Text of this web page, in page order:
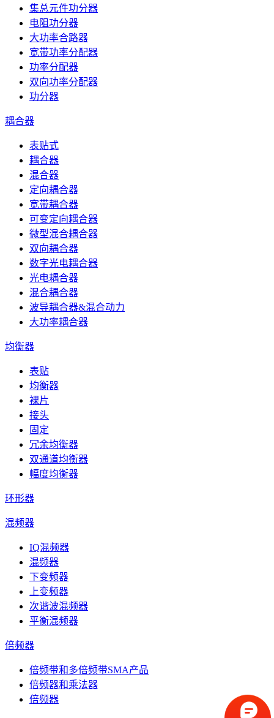
集总元件功分器
电阻功分器
大功率合路器
宽带功率分配器
功率分配器
双向功率分配器
功分器
耦合器
表贴式
耦合器
混合器
定向耦合器
宽带耦合器
可变定向耦合器
微型混合耦合器
双向耦合器
数字光电耦合器
光电耦合器
混合耦合器
波导耦合器&混合动力
大功率耦合器
均衡器
表贴
均衡器
裸片
接头
固定
冗余均衡器
双通道均衡器
幅度均衡器
环形器
混频器
IQ混频器
混频器
下变频器
上变频器
次谐波混频器
平衡混频器
倍频器
倍频带和多倍频带SMA产品
倍频器和乘法器
倍频器